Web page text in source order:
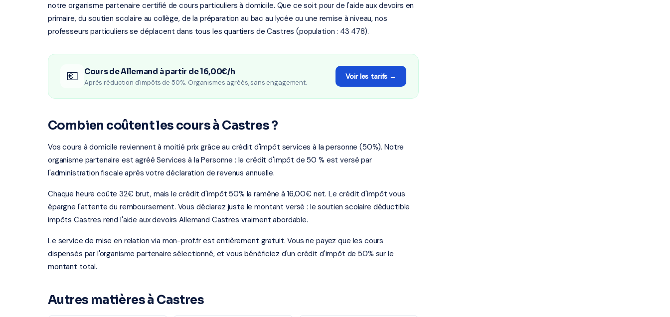
notre organisme partenaire certifié de cours particuliers à domicile. Que ce soit pour de l'aide aux devoirs en
primaire, du soutien scolaire au collège, de la préparation au bac au lycée ou une remise à niveau, nos
professeurs particuliers se déplacent dans tous les quartiers de Castres (population : 43 478).
💶 Cours de Allemand à partir de 16,00€/h
Après réduction d'impôts de 50%. Organismes agréés, sans engagement.
Voir les tarifs →
Combien coûtent les cours à Castres ?
Vos cours à domicile reviennent à moitié prix grâce au crédit d'impôt services à la personne (50%). Notre
organisme partenaire est agréé Services à la Personne : le crédit d'impôt de 50 % est versé par
l'administration fiscale après votre déclaration de revenus annuelle.
Chaque heure coûte 32€ brut, mais le crédit d'impôt 50% la ramène à 16,00€ net. Le crédit d'impôt vous
épargne l'attente du remboursement. Vous déclarez juste le montant versé : le soutien scolaire déductible
impôts Castres rend l'aide aux devoirs Allemand Castres vraiment abordable.
Le service de mise en relation via mon-prof.fr est entièrement gratuit. Vous ne payez que les cours
dispensés par l'organisme partenaire sélectionné, et vous bénéficiez d'un crédit d'impôt de 50% sur le
montant total.
Autres matières à Castres